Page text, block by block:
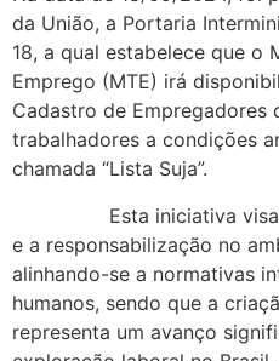
da União, a Portaria
18, a qual estabelece que o
Emprego (MTE) irá
Cadastro de Empregadores
trabalhadores a condições
chamada “Lista Suja”.
Esta iniciativa visa
e a responsabilização no
alinhando-se a normativas
humanos, sendo que a
representa um avanço